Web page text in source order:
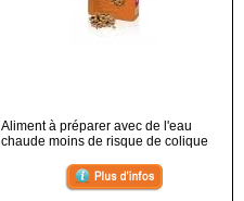
Aliment à préparer avec de l'eau
chaude moins de risque de colique